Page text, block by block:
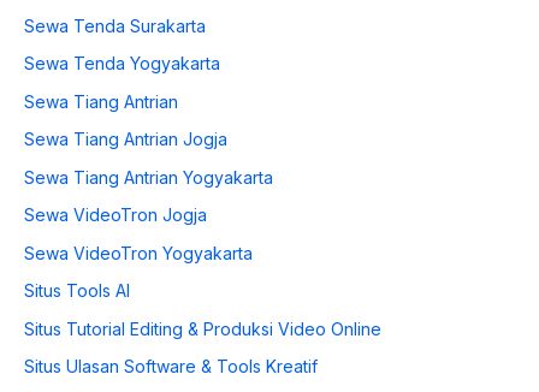
Sewa Tenda Surakarta
Sewa Tenda Yogyakarta
Sewa Tiang Antrian
Sewa Tiang Antrian Jogja
Sewa Tiang Antrian Yogyakarta
Sewa VideoTron Jogja
Sewa VideoTron Yogyakarta
Situs Tools AI
Situs Tutorial Editing & Produksi Video Online
Situs Ulasan Software & Tools Kreatif